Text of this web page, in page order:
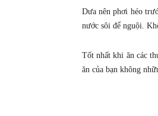
Dưa nên phơi héo
nước sôi để nguội.
Tốt nhất khi ăn các
ăn của bạn không